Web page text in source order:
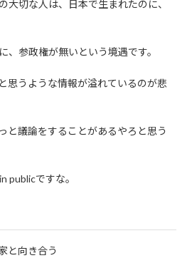
大切な人は、日本で生まれたのに、
、参政権が無いという境遇です。
思うような情報が溢れているのが悲
と議論をすることがあるやろと思う
publicですな。
と向き合う